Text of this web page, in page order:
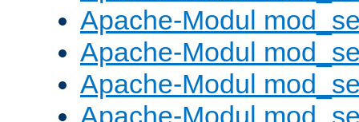
Apache-Modul
Apache-Modul
Apache-Modul
Apache-Modul